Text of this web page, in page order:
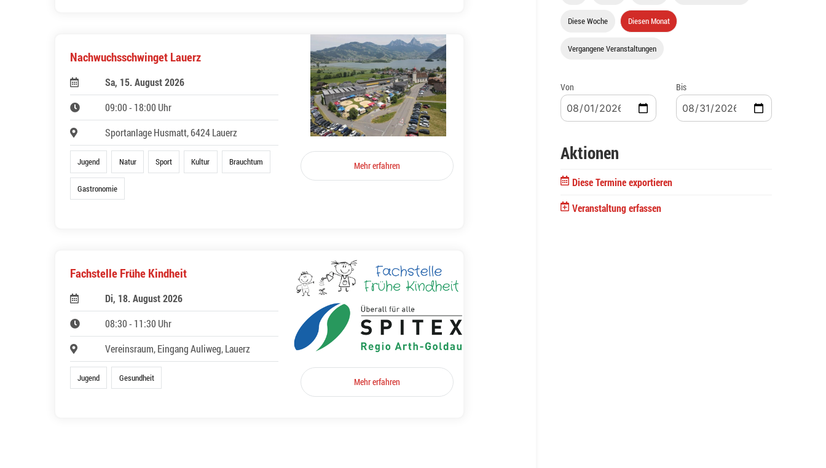
Nachwuchsschwinget Lauerz
Sa, 15. August 2026
09:00 - 18:00 Uhr
Sportanlage Husmatt, 6424 Lauerz
Jugend Natur Sport Kultur Brauchtum
Gastronomie
Mehr erfahren
Fachstelle Frühe Kindheit
Di, 18. August 2026
08:30 - 11:30 Uhr
Vereinsraum, Eingang Auliweg, Lauerz
Jugend Gesundheit Mehr erfahren
Diese Woche Diesen Monat
Vergangene Veranstaltungen
Von Bis
Aktionen
Diese Termine exportieren
Veranstaltung erfassen